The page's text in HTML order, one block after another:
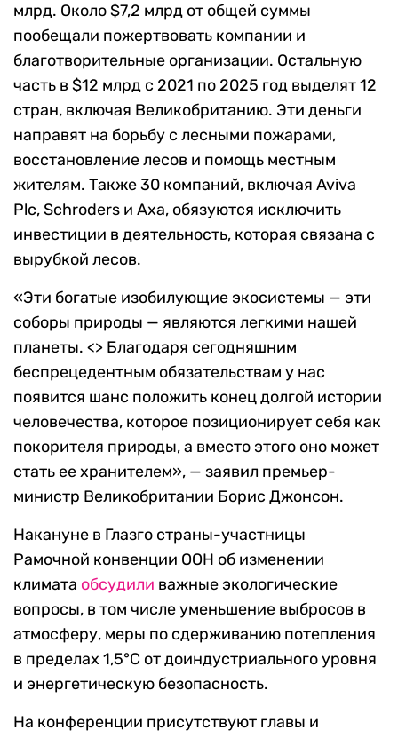
млрд. Около $7,2 млрд от общей суммы
пообещали пожертвовать компании и
благотворительные организации. Остальную
часть в $12 млрд с 2021 по 2025 год выделят 12
стран, включая Великобританию. Эти деньги
направят на борьбу с лесными пожарами,
восстановление лесов и помощь местным
жителям. Также 30 компаний, включая Aviva
Plc, Schroders и Axa, обязуются исключить
инвестиции в деятельность, которая связана с
вырубкой лесов.
«Эти богатые изобилующие экосистемы — эти
соборы природы — являются легкими нашей
планеты. <> Благодаря сегодняшним
беспрецедентным обязательствам у нас
появится шанс положить конец долгой истории
человечества, которое позиционирует себя как
покорителя природы, а вместо этого оно может
стать ее хранителем», — заявил премьер-
министр Великобритании Борис Джонсон.
Накануне в Глазго страны-участницы
Рамочной конвенции ООН об изменении
климата обсудили важные экологические
вопросы, в том числе уменьшение выбросов в
атмосферу, меры по сдерживанию потепления
в пределах 1,5°C от доиндустриального уровня
и энергетическую безопасность.
На конференции присутствуют главы и